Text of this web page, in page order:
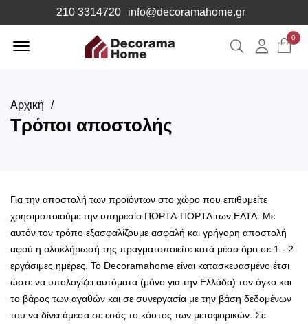
210 3314720 info@decoramahome.gr
Αναζήτηση
0
Αρχική
Τρόποι αποστολής
Για την αποστολή των προϊόντων στο χώρο που επιθυμείτε
χρησιμοποιούμε την υπηρεσία ΠΟΡΤΑ-ΠΟΡΤΑ των ΕΛΤΑ. Με
αυτόν τον τρόπο εξασφαλίζουμε ασφαλή και γρήγορη αποστολή
αφού η ολοκλήρωσή της πραγματοποιείτε κατά μέσο όρο σε 1 - 2
εργάσιμες ημέρες. Το Decoramahome είναι κατασκευασμένο έτσι
ώστε να υπολογίζει αυτόματα (μόνο για την Ελλάδα) τον όγκο και
το βάρος των αγαθών και σε συνεργασία με την βάση δεδομένων
του να δίνει άμεσα σε εσάς το κόστος των μεταφορικών. Σε